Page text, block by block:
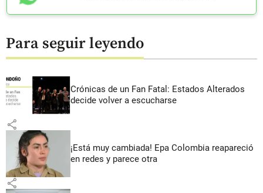
Para seguir leyendo
Crónicas de un Fan Fatal: Estados Alterados
decide volver a escucharse
share
¡Está muy cambiada! Epa Colombia reapareció
en redes y parece otra
share